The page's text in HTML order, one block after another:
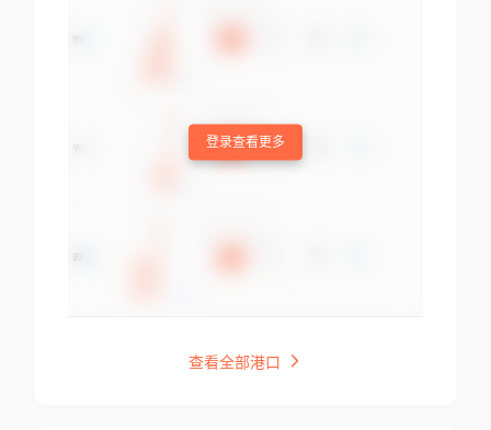
登录查看更多
查看全部港口